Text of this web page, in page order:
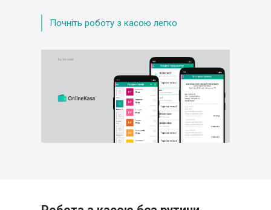
Почніть роботу з касою легко